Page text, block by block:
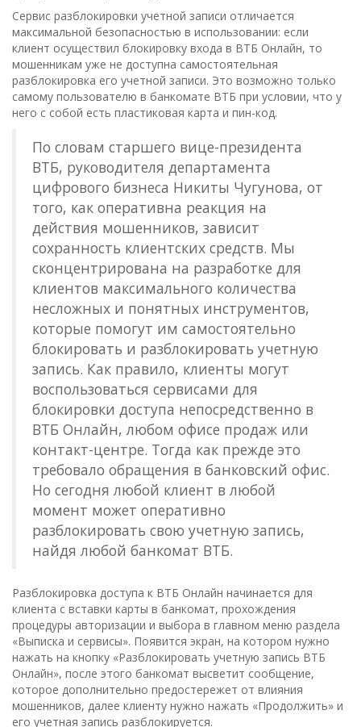
Сервис разблокировки учетной записи отличается
максимальной безопасностью в использовании: если
клиент осуществил блокировку входа в ВТБ Онлайн, то
мошенникам уже не доступна самостоятельная
разблокировка его учетной записи. Это возможно только
самому пользователю в банкомате ВТБ при условии, что у
него с собой есть пластиковая карта и пин-код.
По словам старшего вице-президента
ВТБ, руководителя департамента
цифрового бизнеса Никиты Чугунова, от
того, как оперативна реакция на
действия мошенников, зависит
сохранность клиентских средств. Мы
сконцентрирована на разработке для
клиентов максимального количества
несложных и понятных инструментов,
которые помогут им самостоятельно
блокировать и разблокировать учетную
запись. Как правило, клиенты могут
воспользоваться сервисами для
блокировки доступа непосредственно в
ВТБ Онлайн, любом офисе продаж или
контакт-центре. Тогда как прежде это
требовало обращения в банковский офис.
Но сегодня любой клиент в любой
момент может оперативно
разблокировать свою учетную запись,
найдя любой банкомат ВТБ.
Разблокировка доступа к ВТБ Онлайн начинается для
клиента с вставки карты в банкомат, прохождения
процедуры авторизации и выбора в главном меню раздела
«Выписка и сервисы». Появится экран, на котором нужно
нажать на кнопку «Разблокировать учетную запись ВТБ
Онлайн», после этого банкомат высветит сообщение,
которое дополнительно предостережет от влияния
мошенников, далее клиенту нужно нажать «Продолжить» и
его учетная запись разблокируется.